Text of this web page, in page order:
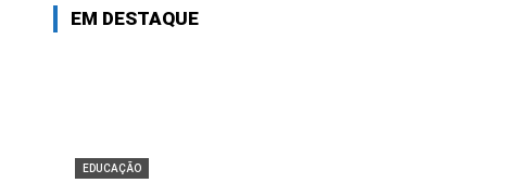
EM DESTAQUE
EDUCAÇÃO